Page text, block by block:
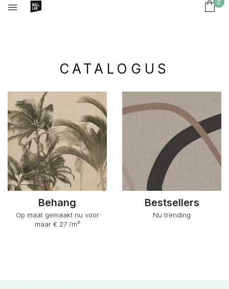
0
CATALOGUS
Behang
Op maat gemaakt nu voor
maar € 27 /m²
Bestsellers
Nu trending